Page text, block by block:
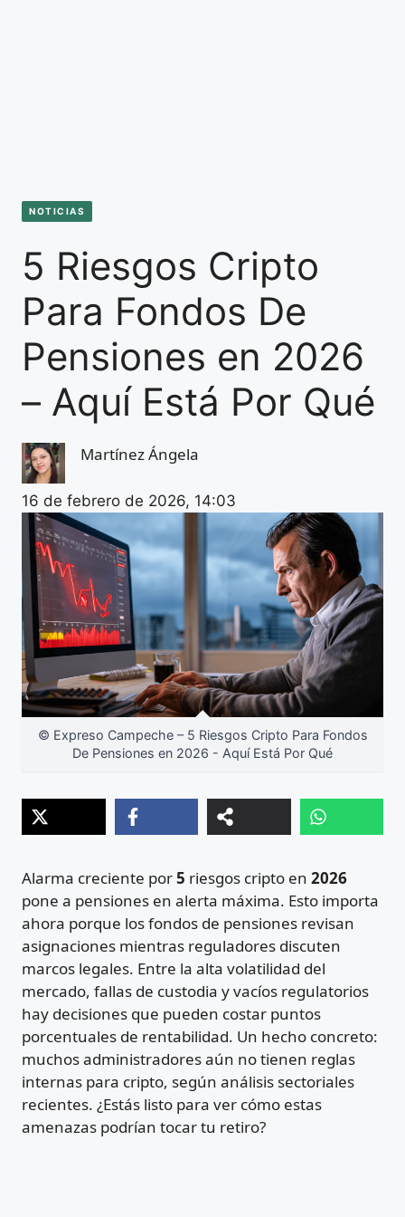
NOTICIAS
5 Riesgos Cripto
Para Fondos De
Pensiones en 2026
– Aquí Está Por Qué
Martínez Ángela
16 de febrero de 2026, 14:03
© Expreso Campeche – 5 Riesgos Cripto Para Fondos
De Pensiones en 2026 - Aquí Está Por Qué
Alarma creciente por5 riesgos cripto en 2026
pone a pensiones en alerta máxima. Esto importa
ahora porque los fondos de pensiones revisan
asignaciones mientras reguladores discuten
marcos legales. Entre la alta volatilidad del
mercado, fallas de custodia y vacíos regulatorios
hay decisiones que pueden costar puntos
porcentuales de rentabilidad. Un hecho concreto:
muchos administradores aún no tienen reglas
internas para cripto, según análisis sectoriales
recientes. ¿Estás listo para ver cómo estas
amenazas podrían tocar tu retiro?